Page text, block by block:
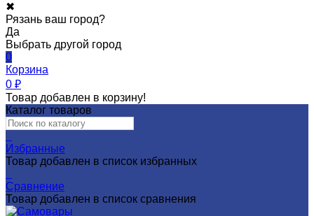
✖
Рязань ваш город?
Да
Выбрать другой город
0
Корзина
0 ₽
Товар добавлен в корзину!
Каталог товаров
Избранные
Товар добавлен в список избранных
Сравнение
Товар добавлен в список сравнения